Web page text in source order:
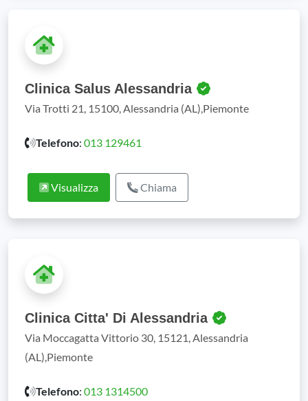
Clinica Salus Alessandria
Via Trotti 21, 15100, Alessandria (AL),Piemonte
Telefono: 013 129461
Visualizza Chiama
Clinica Citta' Di Alessandria
Via Moccagatta Vittorio 30, 15121, Alessandria
(AL),Piemonte
Telefono: 013 1314500